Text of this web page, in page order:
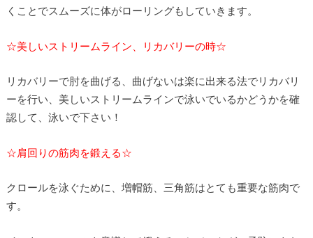
くことでスムーズに体がローリングもしていきます。
☆美しいストリームライン、リカバリーの時☆
リカバリーで肘を曲げる、曲げないは楽に出来る法でリカバリ
ーを行い、美しいストリームラインで泳いでいるかどうかを確
認して、泳いで下さい！
☆肩回りの筋肉を鍛える☆
クロールを泳ぐために、増帽筋、三角筋はとても重要な筋肉で
す。